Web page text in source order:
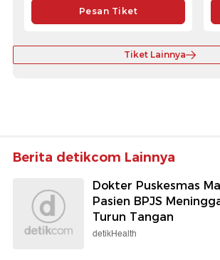
Pesan Tiket
Tiket Lainnya
Berita detikcom Lainnya
Dokter Puskesmas
Pasien BPJS
Turun Tangan
detikHealth